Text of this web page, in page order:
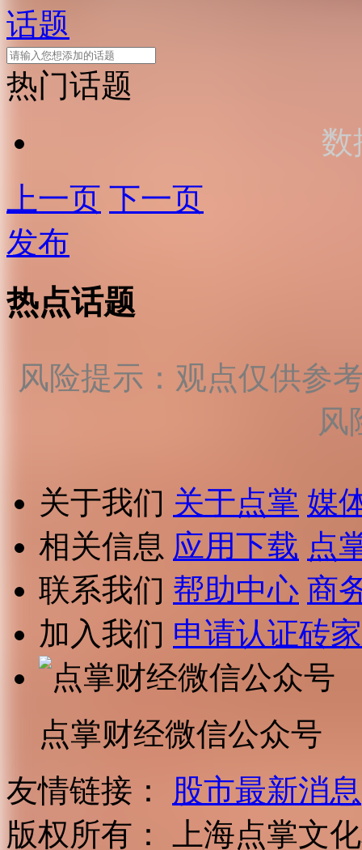
话题
热门话题
数
上一页 下一页
发布
热点话题
风险提示：观点仅供参
风
关于我们 关于点掌 媒
相关信息 应用下载 点
联系我们 帮助中心 商
加入我们 申请认证砖家
点掌财经微信公众号
友情链接：
股市最新消息
版权所有：
上海点掌文